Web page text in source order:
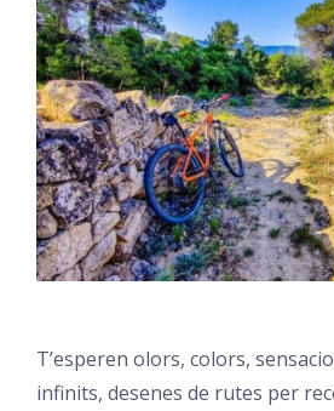
T’esperen olors, colors,
infinits, desenes de rutes per